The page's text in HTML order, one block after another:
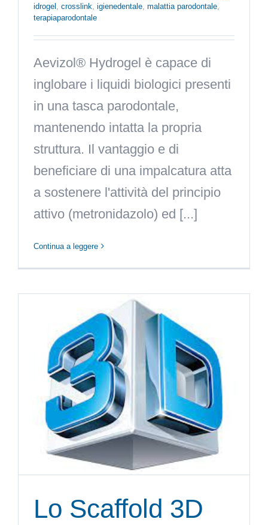
idrogel crosslink igienedentale malattia parodontale
terapiaparodontale
Aevizol® Hydrogel è capace di
inglobare i liquidi biologici presenti
in una tasca parodontale,
mantenendo intatta la propria
struttura. Il vantaggio e di
beneficiare di una impalcatura atta
a sostenere l'attività del principio
attivo (metronidazolo) ed [...]
Continua a leggere
Lo Scaffold 3D